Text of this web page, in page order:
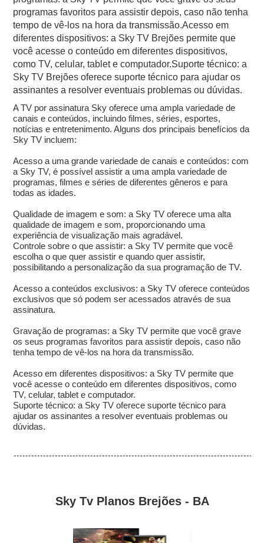
programas favoritos para assistir depois, caso não tenha
tempo de vê-los na hora da transmissão.Acesso em
diferentes dispositivos: a Sky TV Brejões permite que
você acesse o conteúdo em diferentes dispositivos,
como TV, celular, tablet e computador.Suporte técnico: a
Sky TV Brejões oferece suporte técnico para ajudar os
assinantes a resolver eventuais problemas ou dúvidas.
A TV por assinatura Sky oferece uma ampla variedade de
canais e conteúdos, incluindo filmes, séries, esportes,
notícias e entretenimento. Alguns dos principais benefícios da
Sky TV incluem:
Acesso a uma grande variedade de canais e conteúdos: com
a Sky TV, é possível assistir a uma ampla variedade de
programas, filmes e séries de diferentes gêneros e para
todas as idades.
Qualidade de imagem e som: a Sky TV oferece uma alta
qualidade de imagem e som, proporcionando uma
experiência de visualização mais agradável.
Controle sobre o que assistir: a Sky TV permite que você
escolha o que quer assistir e quando quer assistir,
possibilitando a personalização da sua programação de TV.
Acesso a conteúdos exclusivos: a Sky TV oferece conteúdos
exclusivos que só podem ser acessados através de sua
assinatura.
Gravação de programas: a Sky TV permite que você grave
os seus programas favoritos para assistir depois, caso não
tenha tempo de vê-los na hora da transmissão.
Acesso em diferentes dispositivos: a Sky TV permite que
você acesse o conteúdo em diferentes dispositivos, como
TV, celular, tablet e computador.
Suporte técnico: a Sky TV oferece suporte técnico para
ajudar os assinantes a resolver eventuais problemas ou
dúvidas.
Sky Tv Planos Brejões - BA